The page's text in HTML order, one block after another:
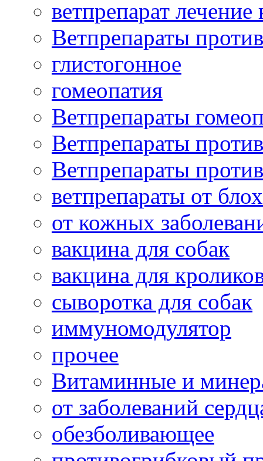
ветпрепарат
Ветпрепараты
глистогонное
гомеопатия
Ветпрепараты
Ветпрепараты
Ветпрепараты
ветпрепараты от
от кожных
вакцина для собак
вакцина для
сыворотка для собак
иммуномодулятор
прочее
Витаминные и
от заболеваний
обезболивающее